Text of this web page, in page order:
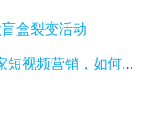
盒裂变活动
靠谱的营销辅助工具？聚客云擎)